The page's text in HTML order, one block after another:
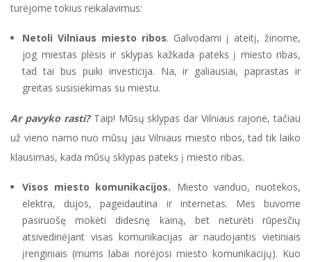
turėjome tokius reikalavimus:
Netoli Vilniaus miesto ribos. Galvodami į ateitį, žinome,
jog miestas plėsis ir sklypas kažkada pateks į miesto ribas,
tad tai bus puiki investicija. Na, ir galiausiai, paprastas ir
greitas susisiekimas su miestu.
Ar pavyko rasti?Taip! Mūsų sklypas dar Vilniaus rajone, tačiau
už vieno namo nuo mūsų jau Vilniaus miesto ribos, tad tik laiko
klausimas, kada mūsų sklypas pateks į miesto ribas.
Visos miesto komunikacijos. Miesto vanduo, nuotekos,
elektra, dujos, pageidautina ir internetas. Mes buvome
pasiruošę mokėti didesnę kainą, bet neturėti rūpesčių
atsivedinėjant visas komunikacijas ar naudojantis vietiniais
įrenginiais (mums labai norėjosi miesto komunikacijų). Kuo